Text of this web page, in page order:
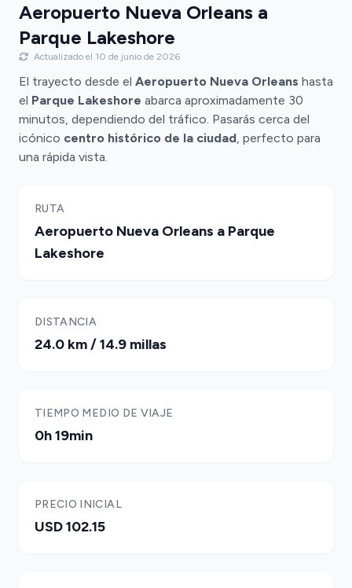
Aeropuerto Nueva Orleans a
Parque Lakeshore
Actualizado el 10 de junio de 2026
El trayecto desde el Aeropuerto Nueva Orleans hasta
el Parque Lakeshore abarca aproximadamente 30
minutos, dependiendo del tráfico. Pasarás cerca del
icónico centro histórico de la ciudad, perfecto para
una rápida vista.
RUTA
Aeropuerto Nueva Orleans a Parque
Lakeshore
DISTANCIA
24.0 km / 14.9 millas
TIEMPO MEDIO DE VIAJE
0h 19min
PRECIO INICIAL
USD 102.15